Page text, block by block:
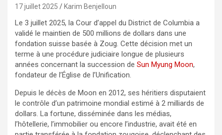
17 juillet 2025 Karim Benjelloun
Le 3 juillet 2025, la Cour d’appel du District de Columbia a
validé le maintien de 500 millions de dollars dans une
fondation suisse basée à Zoug. Cette décision met un
terme à une procédure judiciaire longue de plusieurs
années concernant la succession de Sun Myung Moon,
fondateur de l’Église de l’Unification.
Depuis le décès de Moon en 2012, ses héritiers disputaient
le contrôle d’un patrimoine mondial estimé à 2 milliards de
dollars. La fortune, disséminée dans les médias,
l’hôtellerie, l’immobilier ou encore l’industrie, avait été en